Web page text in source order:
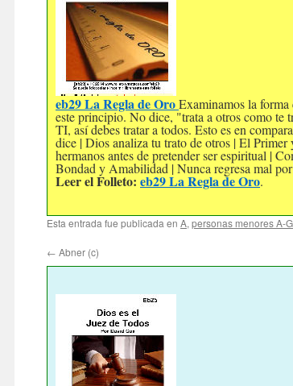
eb29 La Regla de OroExaminamos la
este principio. No dice, "trata a otros como te
TI, así debes tratar a todos. Esto es en
dice | Dios analiza tu trato de otros | El
hermanos antes de pretender ser espiritual |
Bondad y Amabilidad | Nunca regresa mal
Leer el Folleto: eb29 La Regla de Oro.
Esta entrada fue publicada en A, personas menores A-G
← Abner (c)